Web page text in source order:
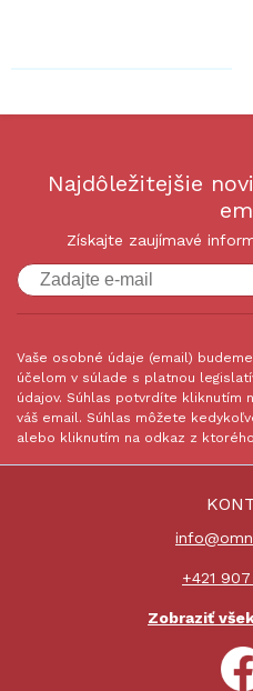
Najdôležitejšie
Získajte zaujímavé
Vaše osobné údaje (email)
účelom v súlade s platnou
údajov. Súhlas potvrdíte kliknutím
váš email. Súhlas môžete
alebo kliknutím na odkaz z
+421
Zobraziť